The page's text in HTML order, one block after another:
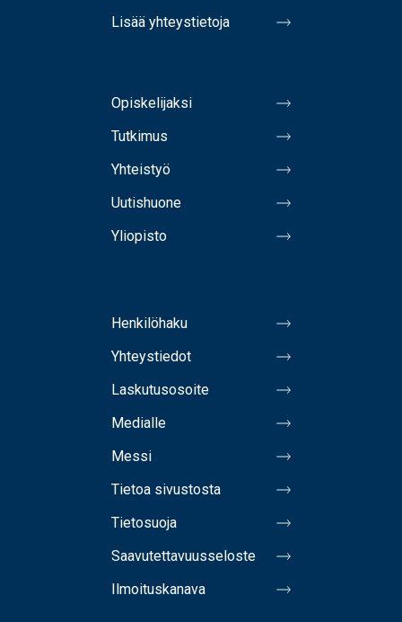
Lisää yhteystietoja
Opiskelijaksi
Tutkimus
Yhteistyö
Uutishuone
Yliopisto
Henkilöhaku
Yhteystiedot
Laskutusosoite
Medialle
Messi
Tietoa sivustosta
Tietosuoja
Saavutettavuusseloste
Ilmoituskanava